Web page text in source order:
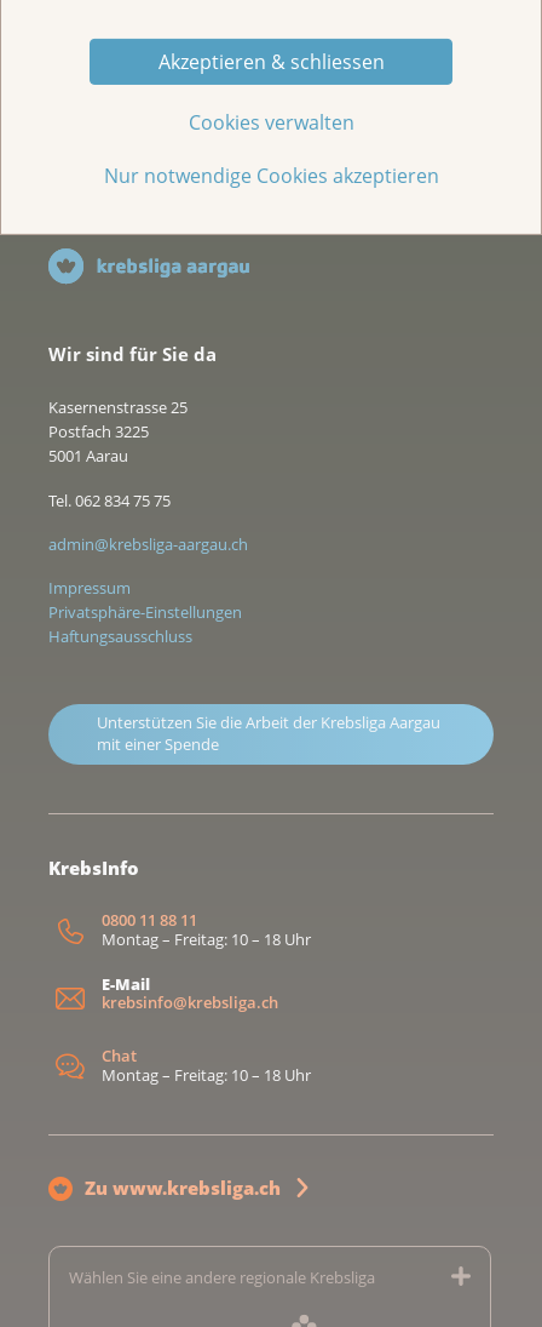
Akzeptieren & schliessen
Cookies verwalten
Nur notwendige Cookies akzeptieren
Wir sind für Sie da
Kasernenstrasse 25
Postfach 3225
5001 Aarau
Tel. 062 834 75 75
admin@krebsliga-aargau.ch
Impressum
Privatsphäre-Einstellungen
Haftungsausschluss
Unterstützen Sie die Arbeit der Krebsliga Aargau
mit einer Spende
KrebsInfo
0800 11 88 11
Montag – Freitag: 10 – 18 Uhr
E-Mail
krebsinfo@krebsliga.ch
Chat
Montag – Freitag: 10 – 18 Uhr
Zu www.krebsliga.ch
Wählen Sie eine andere regionale Krebsliga